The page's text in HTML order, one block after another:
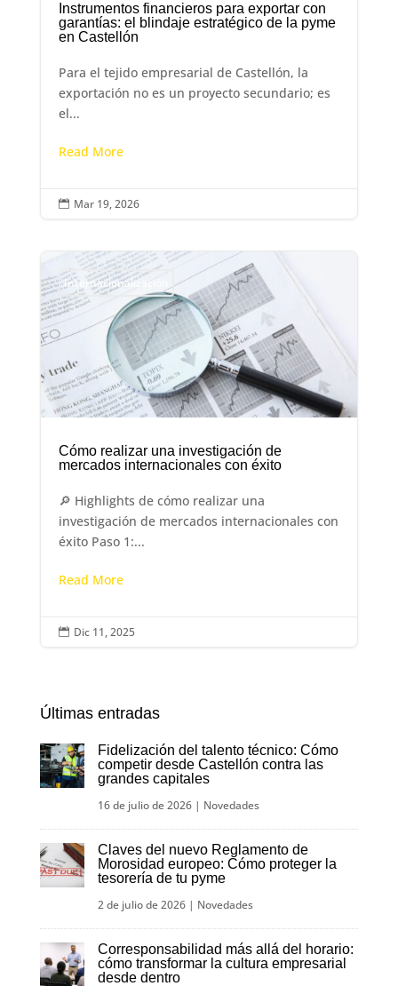
Instrumentos financieros para exportar con
garantías: el blindaje estratégico de la pyme
en Castellón
Para el tejido empresarial de Castellón, la
exportación no es un proyecto secundario; es
el...
Read More
 Mar 19, 2026
Internacionalización
Cómo realizar una investigación de
mercados internacionales con éxito
🔎 Highlights de cómo realizar una
investigación de mercados internacionales con
éxito Paso 1:...
Read More
 Dic 11, 2025
Últimas entradas
Fidelización del talento técnico: Cómo
competir desde Castellón contra las
grandes capitales
16 de julio de 2026| Novedades
Claves del nuevo Reglamento de
Morosidad europeo: Cómo proteger la
tesorería de tu pyme
2 de julio de 2026| Novedades
Corresponsabilidad más allá del horario:
cómo transformar la cultura empresarial
desde dentro